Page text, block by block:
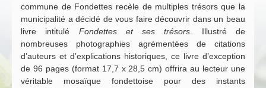
commune de Fondettes recèle de multiples trésors que la
municipalité a décidé de vous faire découvrir dans un beau
livre intitulé Fondettes et ses trésors . Illustré de
nombreuses photographies agrémentées de citations
d’auteurs et d’explications historiques, ce livre d’exception
de 96 pages (format 17,7 x 28,5 cm) offrira au lecteur une
véritable mosaïque fondettoise pour des instants